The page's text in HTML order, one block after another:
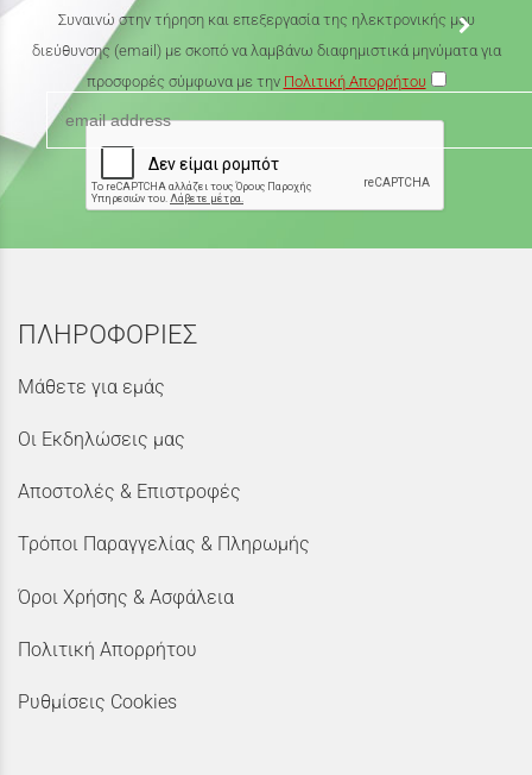
Συναινώ στην τήρηση και επεξεργασία της ηλεκτρονικής μου
διεύθυνσης (email) με σκοπό να λαμβάνω διαφημιστικά μηνύματα για
προσφορές σύμφωνα με την Πολιτική Απορρήτου
ΠΛΗΡΟΦΟΡΙΕΣ
Μάθετε για εμάς
Οι Εκδηλώσεις μας
Αποστολές & Επιστροφές
Τρόποι Παραγγελίας & Πληρωμής
Όροι Χρήσης & Ασφάλεια
Πολιτική Απορρήτου
Ρυθμίσεις Cookies